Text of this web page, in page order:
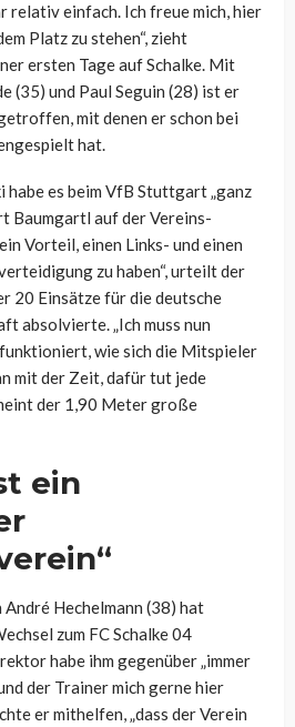
relativ einfach. Ich freue mich, hier
Platz zu stehen“, zieht
ersten Tage auf Schalke. Mit
(35) und Paul Seguin (28) ist er
mit denen er schon bei
hat.
habe es beim VfB Stuttgart „ganz
Baumgartl auf der Vereins-
Vorteil, einen Links- und einen
zu haben“, urteilt der
20 Einsätze für die deutsche
absolvierte. „Ich muss nun
funktioniert, wie sich die Mitspieler
mit der Zeit, dafür tut jede
der 1,90 Meter große
ein
Hechelmann (38) hat
zum FC Schalke 04
habe ihm gegenüber „immer
der Trainer mich gerne hier
er mithelfen, „dass der Verein